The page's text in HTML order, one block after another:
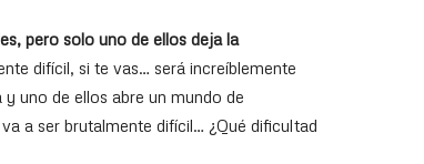
pero solo uno de ellos deja la
difícil, si te vas… será increíblemente
uno de ellos abre un mundo de
a ser brutalmente difícil… ¿Qué dificultad